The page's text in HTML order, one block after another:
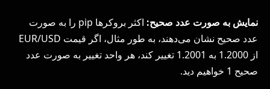
نمایش به صورت عدد صحیح:
اکثر بروکرها pip را به صورت
عدد صحیح نشان می‌دهند، به طور مثال، اگر قیمت EUR/USD
از 1.2000 به 1.2001 تغییر کند، هر واحد تغییر به صورت عدد
صحیح 1 خواهیم دید.